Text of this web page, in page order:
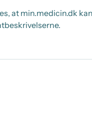
at min.medicin.dk